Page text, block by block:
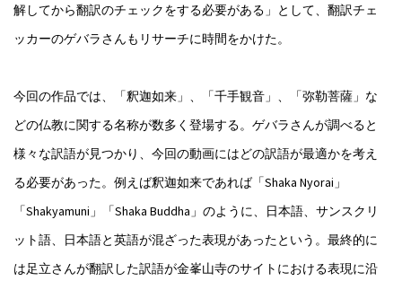
解してから翻訳のチェックをする必要がある」として、翻訳チェ
ッカーのゲバラさんもリサーチに時間をかけた。
今回の作品では、「釈迦如来」、「千手観音」、「弥勒菩薩」な
どの仏教に関する名称が数多く登場する。ゲバラさんが調べると
様々な訳語が見つかり、今回の動画にはどの訳語が最適かを考え
る必要があった。例えば釈迦如来であれば「Shaka Nyorai」
「Shakyamuni」「Shaka Buddha」のように、日本語、サンスクリ
ット語、日本語と英語が混ざった表現があったという。最終的に
は足立さんが翻訳した訳語が金峯山寺のサイトにおける表現に沿